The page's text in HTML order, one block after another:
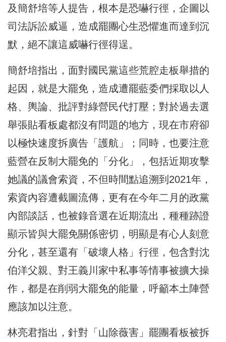
及簡舒培等人提告，根本是恐嚇行徑，企圖以
司法訴訟威逼，造成罷團心生恐懼進而達到沉
默，絕不讓這威嚇行徑得逞。
簡舒培指出，面對國民黨這些荒腔走板舉措的
起因，就是大罷免，造成遭罷藍委們採取以人
格、輿論、批評對綠營民代打壓；對於過去選
舉張貼看板處都沒有問題的地方，現在市府卻
以極快速度拆廣告「護航」；同時，也要注意
藍營在反制大罷免的「分化」，包括近期攻擊
她議的議會索資，不但時間點追溯到2021年，
索資內容遭截圖流傳，更有在今年二月的政黨
內部談話，也被錄音選在近期流出，種種跡證
顯示皆與大罷免關係密切，明顯是有心人刻意
分化，甚至還有「破壞人格」行徑，包含對沈
伯洋父親、對王義川家中私事等情事被擴大操
作，都是在削弱大罷免的能量，呼籲本土陣營
應該加以注意。
林亮君指出，針對「山除薇害」罷團看板被拆